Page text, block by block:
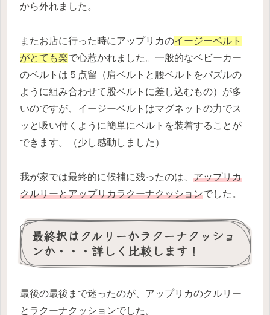
から外れました。
またお店に行った時にアップリカのイージーベルト
がとても楽で心惹かれました。一般的なベビーカー
のベルトは５点留（肩ベルトと腰ベルトをパズルの
ように組み合わせて股ベルトに差し込むもの）が多
いのですが、イージーベルトはマグネットの力でス
ッと吸い付くように簡単にベルトを装着することが
できます。（少し感動しました）
我が家では最終的に候補に残ったのは、 アップリカ
クルリーとアップリカラクーナクッションでした。
最終択はクルリーかラクーナクッショ
ンか・・・詳しく比較します！
最後の最後まで迷ったのが、アップリカのクルリー
とラクーナクッションでした。